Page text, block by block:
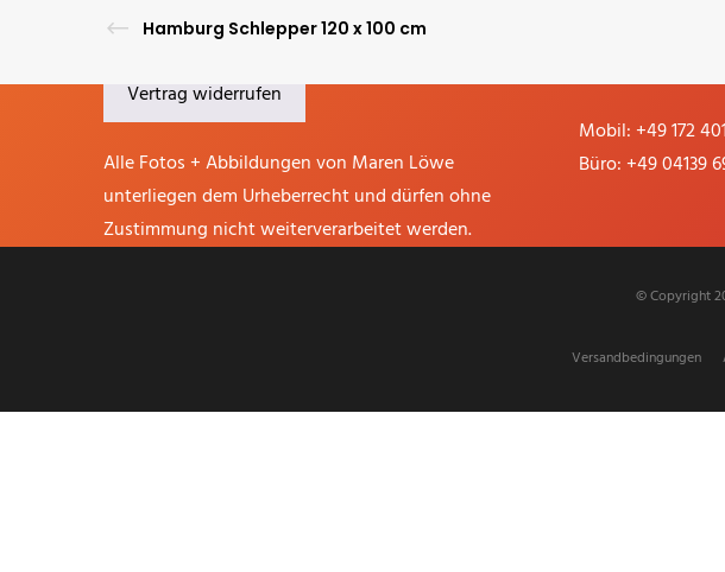
Hamburg Schlepper 120 x 100 cm
Zahlung und Versand
Vertrag widerrufen
Alle Fotos + Abbildungen von Maren Löwe
unterliegen dem Urheberrecht und dürfen ohne
Zustimmung nicht weiterverarbeitet werden.
Mobil: +49 172
Büro: +49 04139
© Copyright
Versandbedingungen